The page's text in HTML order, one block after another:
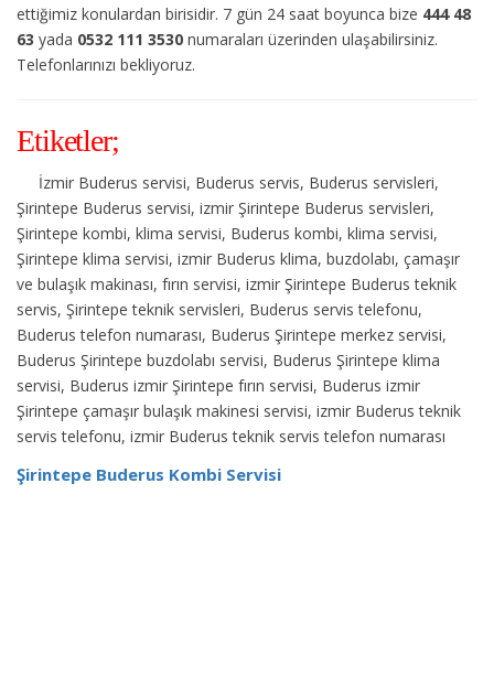
ettiğimiz konulardan birisidir. 7 gün 24 saat boyunca bize 444 48
63 yada 0532 111 3530 numaraları üzerinden ulaşabilirsiniz.
Telefonlarınızı bekliyoruz.
Etiketler;
İzmir Buderus servisi, Buderus servis, Buderus servisleri,
Şirintepe Buderus servisi, izmir Şirintepe Buderus servisleri,
Şirintepe kombi, klima servisi, Buderus kombi, klima servisi,
Şirintepe klima servisi, izmir Buderus klima, buzdolabı, çamaşır
ve bulaşık makinası, fırın servisi, izmir Şirintepe Buderus teknik
servis, Şirintepe teknik servisleri, Buderus servis telefonu,
Buderus telefon numarası, Buderus Şirintepe merkez servisi,
Buderus Şirintepe buzdolabı servisi, Buderus Şirintepe klima
servisi, Buderus izmir Şirintepe fırın servisi, Buderus izmir
Şirintepe çamaşır bulaşık makinesi servisi, izmir Buderus teknik
servis telefonu, izmir Buderus teknik servis telefon numarası
Şirintepe Buderus Kombi Servisi